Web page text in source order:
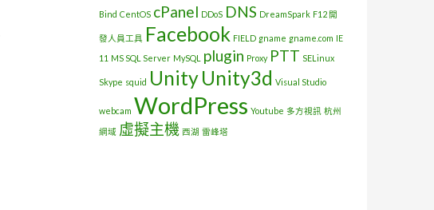
Bind CentOS cPanel DDoS DNS DreamSpark F12 開
發人員工具 Facebook FIELD gname gname.com IE
11 MS SQL Server MySQL plugin Proxy PTT SELinux
Skype squid UnityUnity3d Visual Studio
webcam WordPress Youtube 多方視訊 杭州
網域 虛擬主機 西湖 雷峰塔